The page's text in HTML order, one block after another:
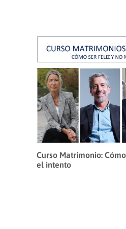
Curso Matrimonio:
el intento